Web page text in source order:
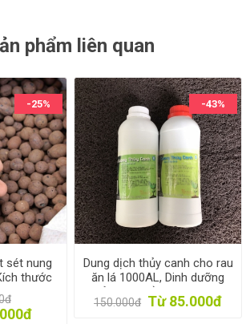
phẩm liên quan
-25%
sét nung
thước
clay
-43%
Dung dịch thủy canh cho rau
ăn lá 1000AL, Dinh dưỡng
thủy canh trồng rau 1l * 2,
Phân bón thủy sinh
150.000đ Từ 85.000đ